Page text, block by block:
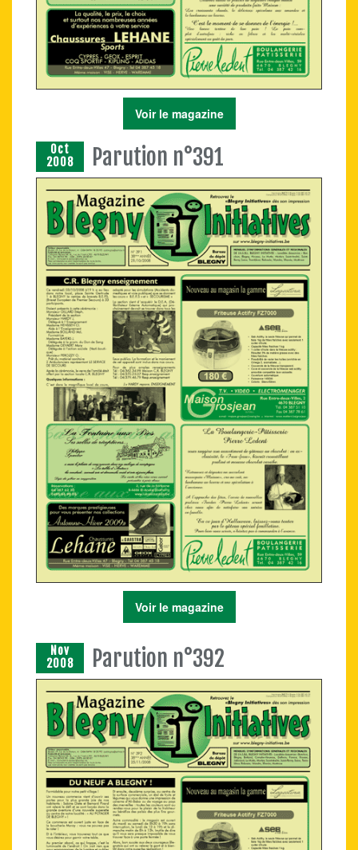
Voir le magazine
Oct
2008
Parution n°391
Voir le magazine
Nov
2008
Parution n°392